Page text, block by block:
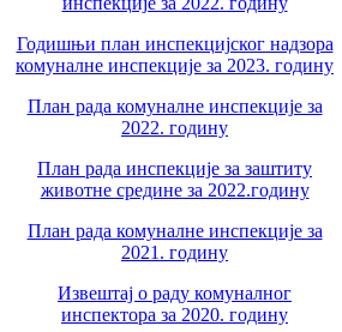
Годишњи план инспекцијског надзора
комуналне инспекције за 2023. годину
План рада комуналне инспекције за
2022. годину
План рада инспекције за заштиту
животне средине за 2022.годину
План рада комуналне инспекције за
2021. годину
Извештај о раду комуналног
инспектора за 2020. годину